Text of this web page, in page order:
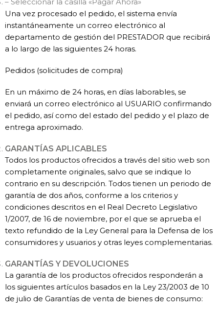
Una vez procesado el pedido, el sistema envía
instantáneamente un correo electrónico al
departamento de gestión del PRESTADOR que recibirá
a lo largo de las siguientes 24 horas.
Pedidos (solicitudes de compra)
En un máximo de 24 horas, en días laborables, se
enviará un correo electrónico al USUARIO confirmando
el pedido, así como del estado del pedido y el plazo de
entrega aproximado.
GARANTÍAS APLICABLES
Todos los productos ofrecidos a través del sitio web son
completamente originales, salvo que se indique lo
contrario en su descripción. Todos tienen un periodo de
garantía de dos años, conforme a los criterios y
condiciones descritos en el Real Decreto Legislativo
1/2007, de 16 de noviembre, por el que se aprueba el
texto refundido de la Ley General para la Defensa de los
consumidores y usuarios y otras leyes complementarias.
GARANTÍAS Y DEVOLUCIONES
La garantía de los productos ofrecidos responderán a
los siguientes artículos basados en la Ley 23/2003 de 10
de julio de Garantías de venta de bienes de consumo: